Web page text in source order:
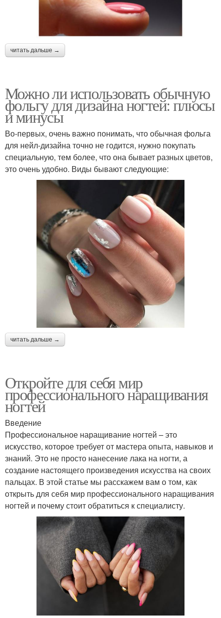
читать дальше →
Можно ли использовать обычную
фольгу для дизайна ногтей: плюсы
и минусы
Во-первых, очень важно понимать, что обычная фольга
для нейл-дизайна точно не годится, нужно покупать
специальную, тем более, что она бывает разных цветов,
это очень удобно. Виды бывают следующие:
читать дальше →
Откройте для себя мир
профессионального наращивания
ногтей
Введение
Профессиональное наращивание ногтей – это
искусство, которое требует от мастера опыта, навыков и
знаний. Это не просто нанесение лака на ногти, а
создание настоящего произведения искусства на своих
пальцах. В этой статье мы расскажем вам о том, как
открыть для себя мир профессионального наращивания
ногтей и почему стоит обратиться к специалисту.